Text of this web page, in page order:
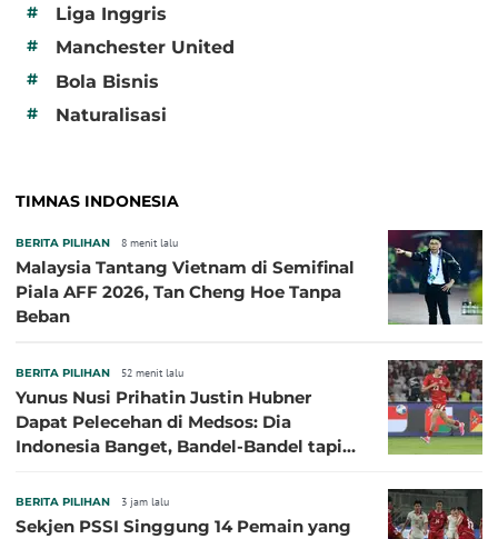
# Liga Inggris
# Manchester United
# Bola Bisnis
# Naturalisasi
TIMNAS INDONESIA
BERITA PILIHAN 8 menit lalu
Malaysia Tantang Vietnam di Semifinal
Piala AFF 2026, Tan Cheng Hoe Tanpa
Beban
BERITA PILIHAN 52 menit lalu
Yunus Nusi Prihatin Justin Hubner
Dapat Pelecehan di Medsos: Dia
Indonesia Banget, Bandel-Bandel tapi
BERITA PILIHAN 3 jam lalu
Sekjen PSSI Singgung 14 Pemain yang